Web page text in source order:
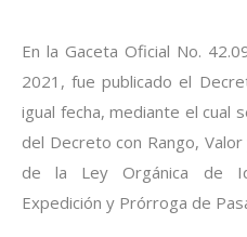
En la Gaceta Oficial No.
2021, fue publicado el
igual fecha, mediante el cual
del Decreto con Rango,
de la Ley Orgánica de
Expedición y Prórroga de